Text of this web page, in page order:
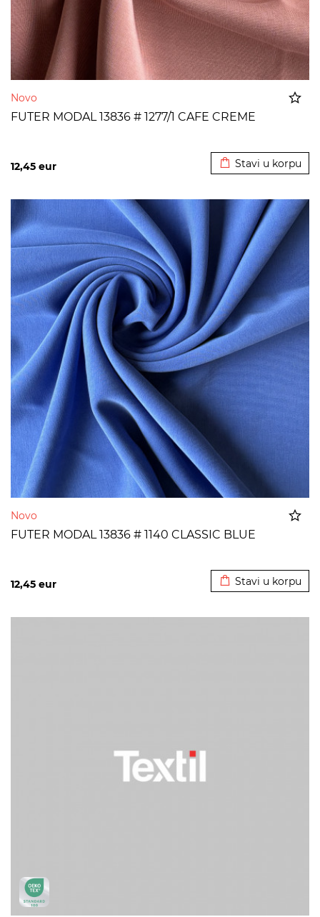
Novo
FUTER MODAL 13836 # 1277/1 CAFE CREME
12,45 eur Stavi u korpu
Novo
FUTER MODAL 13836 # 1140 CLASSIC BLUE
12,45 eur Stavi u korpu